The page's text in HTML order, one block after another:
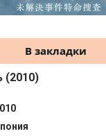
В закладки
(2010)